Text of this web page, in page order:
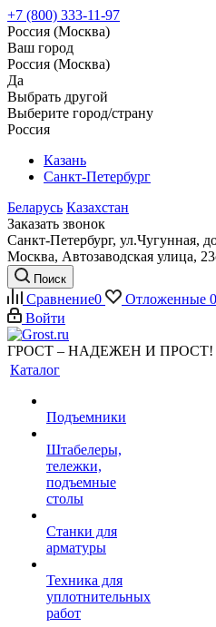
+7 (800) 333-11-97
Россия (Москва)
Ваш город
Россия (Москва)
Да
Выбрать другой
Выберите город/страну
Россия
Казань
Санкт-Петербург
Беларусь Казахстан
Заказать звонок
Санкт-Петербург, ул.Чугунная,
Москва, Автозаводская улица,
Поиск
Сравнение0 Отложенные 0
Войти
ГРОСТ – НАДЕЖЕН И ПРОСТ!
Каталог
Подъемники
Штабелеры,
тележки,
подъемные
столы
Станки для
арматуры
Техника для
уплотнительных
работ